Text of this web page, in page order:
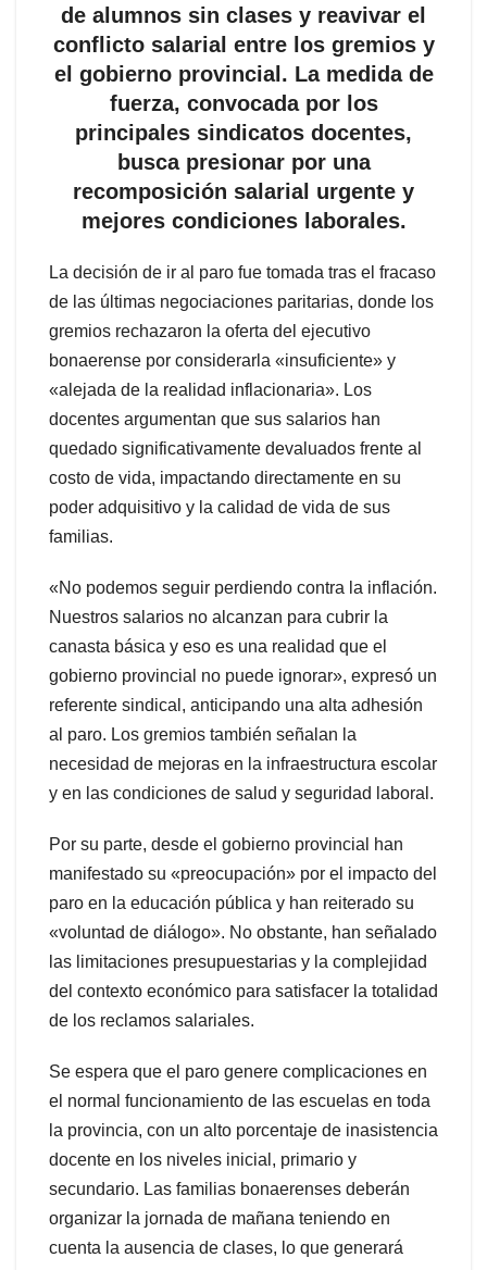
de alumnos sin clases y reavivar el
conflicto salarial entre los gremios y
el gobierno provincial. La medida de
fuerza, convocada por los
principales sindicatos docentes,
busca presionar por una
recomposición salarial urgente y
mejores condiciones laborales.
La decisión de ir al paro fue tomada tras el fracaso
de las últimas negociaciones paritarias, donde los
gremios rechazaron la oferta del ejecutivo
bonaerense por considerarla «insuficiente» y
«alejada de la realidad inflacionaria». Los
docentes argumentan que sus salarios han
quedado significativamente devaluados frente al
costo de vida, impactando directamente en su
poder adquisitivo y la calidad de vida de sus
familias.
«No podemos seguir perdiendo contra la inflación.
Nuestros salarios no alcanzan para cubrir la
canasta básica y eso es una realidad que el
gobierno provincial no puede ignorar», expresó un
referente sindical, anticipando una alta adhesión
al paro. Los gremios también señalan la
necesidad de mejoras en la infraestructura escolar
y en las condiciones de salud y seguridad laboral.
Por su parte, desde el gobierno provincial han
manifestado su «preocupación» por el impacto del
paro en la educación pública y han reiterado su
«voluntad de diálogo». No obstante, han señalado
las limitaciones presupuestarias y la complejidad
del contexto económico para satisfacer la totalidad
de los reclamos salariales.
Se espera que el paro genere complicaciones en
el normal funcionamiento de las escuelas en toda
la provincia, con un alto porcentaje de inasistencia
docente en los niveles inicial, primario y
secundario. Las familias bonaerenses deberán
organizar la jornada de mañana teniendo en
cuenta la ausencia de clases, lo que generará